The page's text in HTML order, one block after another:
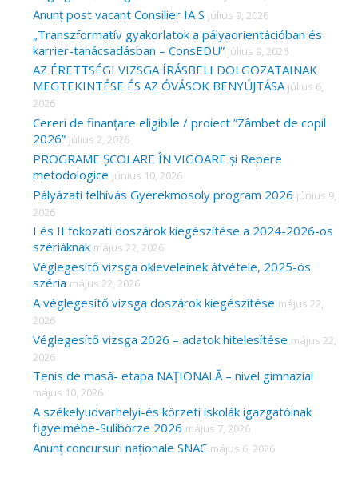
Anunț post vacant Consilier IA S július 9, 2026
„Transzformatív gyakorlatok a pályaorientációban és
karrier-tanácsadásban – ConsEDU” július 9, 2026
AZ ÉRETTSÉGI VIZSGA ÍRÁSBELI DOLGOZATAINAK
MEGTEKINTÉSE ÉS AZ ÓVÁSOK BENYÚJTÁSA július 6,
2026
Cereri de finanțare eligibile / proiect ”Zâmbet de copil
2026” július 2, 2026
PROGRAME ȘCOLARE ÎN VIGOARE și Repere
metodologice június 10, 2026
Pályázati felhívás Gyerekmosoly program 2026 június 9,
2026
I és II fokozati doszárok kiegészítése a 2024-2026-os
szériáknak május 22, 2026
Véglegesítő vizsga okleveleinek átvétele, 2025-ös
széria május 22, 2026
A véglegesítő vizsga doszárok kiegészítése május 22,
2026
Véglegesítő vizsga 2026 – adatok hitelesítése május 22,
2026
Tenis de masă- etapa NAȚIONALĂ – nivel gimnazial
május 10, 2026
A székelyudvarhelyi-és körzeti iskolák igazgatóinak
figyelmébe-Sulibörze 2026 május 7, 2026
Anunț concursuri naționale SNAC május 6, 2026